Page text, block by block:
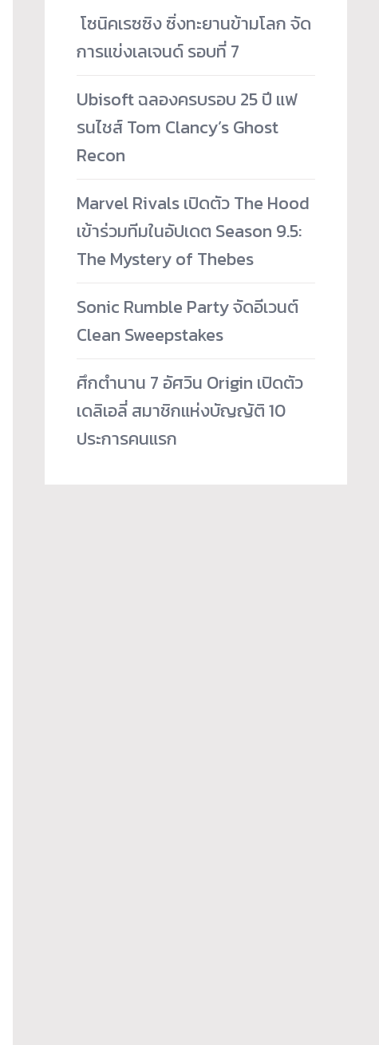
­ โซนิคเรซซิง ซิ่งทะยานข้ามโลก จัด
การแข่งเลเจนด์ รอบที่ 7
Ubisoft ฉลองครบรอบ 25 ปี แฟ
รนไชส์ Tom Clancy’s Ghost
Recon
Marvel Rivals เปิดตัว The Hood
เข้าร่วมทีมในอัปเดต Season 9.5:
The Mystery of Thebes
Sonic Rumble Party จัดอีเวนต์
Clean Sweepstakes
ศึกตำนาน 7 อัศวิน Origin เปิดตัว
เดลิเอลี่ สมาชิกแห่งบัญญัติ 10
ประการคนแรก